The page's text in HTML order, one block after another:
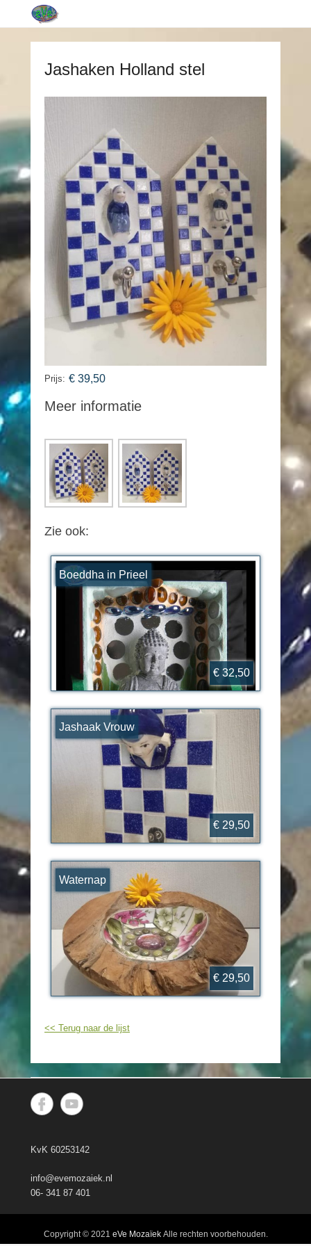
Jashaken Holland stel
Prijs: € 39,50
Meer informatie
Zie ook:
Boeddha in Prieel
€ 32,50
Jashaak Vrouw
€ 29,50
Waternap
€ 29,50
<< Terug naar de lijst
KvK 60253142
info@evemozaiek.nl
06- 341 87 401
Copyright © 2021 eVe MozaïekAlle rechten voorbehouden.